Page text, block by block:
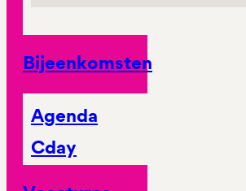
Bijeenkomsten
Agenda
Cday